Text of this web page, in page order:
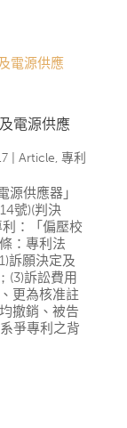
電源供應
| Article, 專利
供應器」
號)(判決
：「偏壓校
：專利法
訴願決定及
(3)訴訟費用
更為核准註
撤銷、被告
爭專利之背